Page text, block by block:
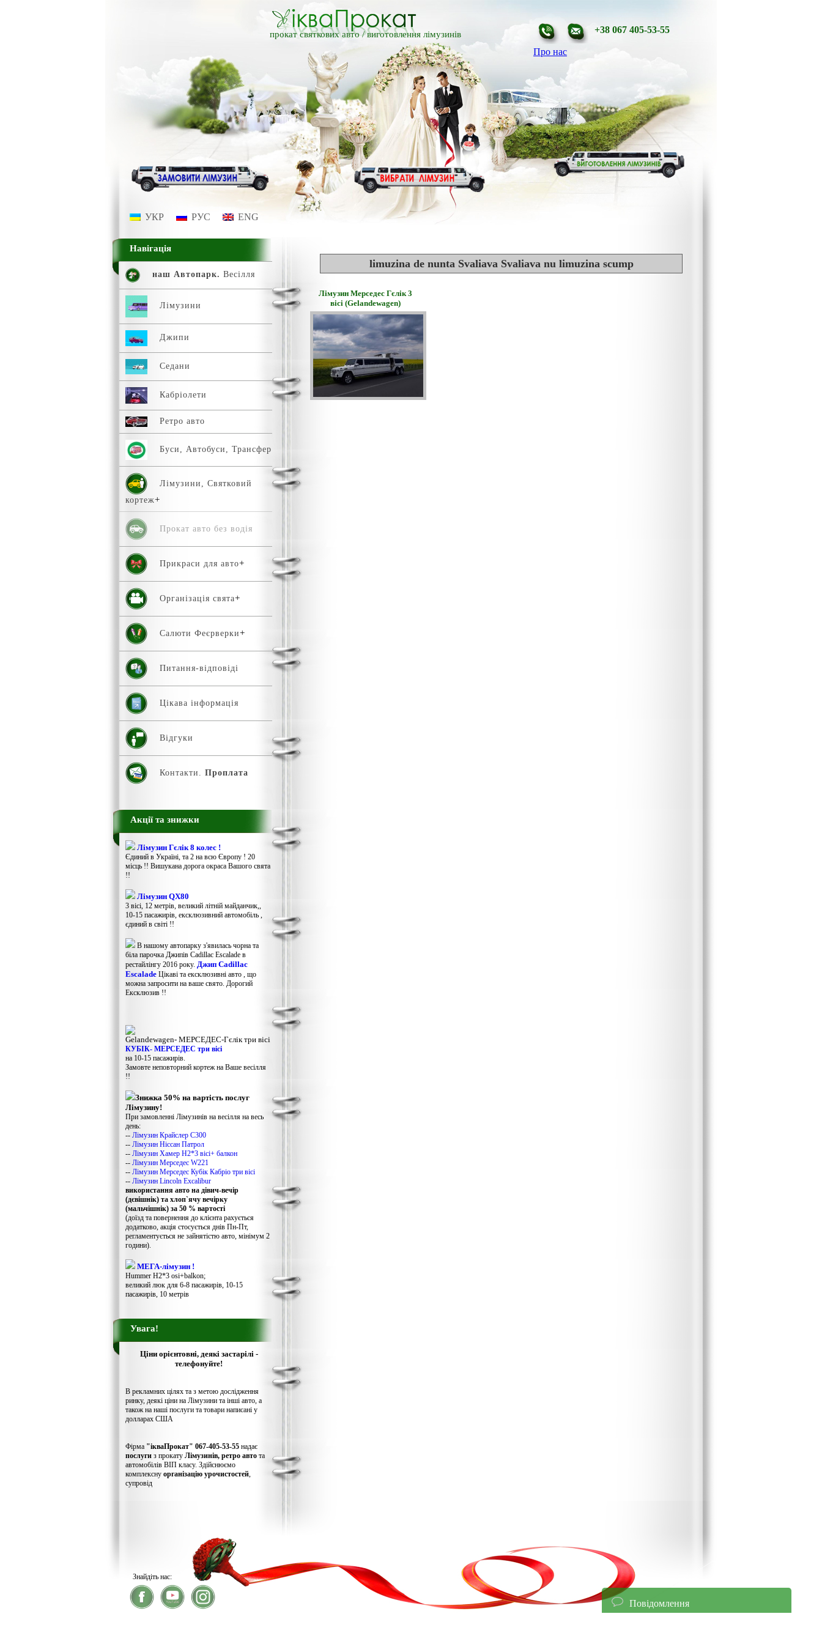
прокат святкових авто /виготовлення лімузинів
Про нас
+38 067 405-53-55
УКР РУС ENG
Навігація
наш Автопарк. Весілля
Лімузини
Джипи
Седани
Кабріолети
Ретро авто
Буси, Автобуси, Трансфер
Лімузини, Святковий
кортеж
Прокат авто без водія
Прикраси для авто
Організація свята
Салюти Феєрверки
Питання-відповіді
Цікава інформація
Відгуки
Контакти. Проплата
Акції та знижки
Лімузин Гєлік 8 колес !
Єдиний в Україні, та 2 на всю Європу ! 20
місць !! Вишукана дорога окраса Вашого свята
!!
Лімузин QX80
3 вісі, 12 метрів, великий літній майданчик,,
10-15 пасажирів, ексклюзивний автомобіль ,
єдиний в світі !!
В нашому автопарку з'явилась чорна та
біла парочка Джипів Cadillac Escalade в
рестайлінгу 2016 року. Джип Cadillac
Escalade Цікаві та ексклюзивні авто , що
можна запросити на ваше свято. Дорогий
Ексклюзив !!
Gelandewagen​- МЕРСЕДЕС-Гєлік три вісі
КУБІК- МЕРСЕДЕС три вісі
на 10-15 пасажирів.
Замовте неповторний кортеж на Ваше весілля
!!
Знижка 50% на вартість послуг
Лімузину!
При замовленні Лімузинів на весілля на весь
день:
-- Лімузин Крайслер С300
-- Лімузин Ніссан Патрол
-- Лімузин Хамер Н2*3 вісі+ балкон
-- Лімузин Мерседес W221
-- Лімузин Мерседес Кубік Кабріо три вісі
-- Лімузин Lincoln Excalibur
використання авто на дівич-вечір
(дєвішнік) та хлоп`ячу вечірку
(мальчішнік) за 50 % вартості
(доїзд та повернення до клієнта рахується
додатково, акція стосується днів Пн-Пт,
регламентується не зайнятістю авто, мінімум 2
години).
МЕГА-лімузин !
Hummer H2*3 osi+balkon;
великий люк для 6-8 пасажирів, 10-15
пасажирів, 10 метрів
Увага!
Ціни орієнтовні, деякі застарілі -
телефонуйте!
В рекламних цілях та з метою дослідження
ринку, деякі ціни на Лімузини та інші авто, а
також на наші послуги та товари написані у
долларах США
Фірма "ікваПрокат" 067-405-53-55 надає
послуги з прокату Лімузинів, ретро авто та
автомобілів ВІП класу. Здійснюємо
комплексну організацію урочистостей,
супровід
limuzina de nunta Svaliava Svaliava nu limuzina scump
Лімузин Мерседес Гєлік 3
вісі (Gelandewagen)
Знайдіть нас:
Повідомлення